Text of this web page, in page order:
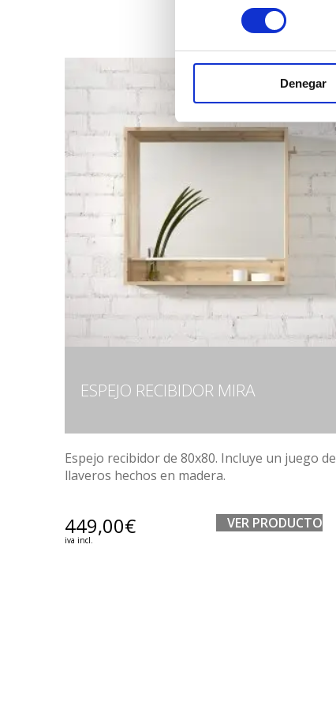
consentimiento
Denegar
ESPEJO RECIBIDOR MIRA
Espejo recibidor de 80x80. Incluye un juego de
llaveros hechos en madera.
449,00€
iva incl.
VER PRODUCTO